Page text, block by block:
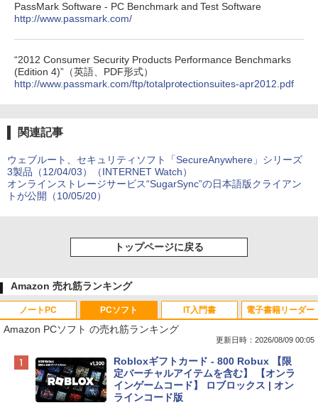
PassMark Software - PC Benchmark and Test Software
http://www.passmark.com/
“2012 Consumer Security Products Performance Benchmarks
(Edition 4)”（英語、PDF形式）
http://www.passmark.com/ftp/totalprotectionsuites-apr2012.pdf
関連記事
ウェブルート、セキュリティソフト「SecureAnywhere」シリーズ
3製品（12/04/03）（INTERNET Watch）
オンラインストレージサービス“SugarSync”の日本語版クライアン
トが公開（10/05/20）
トップページに戻る
Amazon 売れ筋ランキング
ノートPC
Apple 2026 MacBook Neo A18 Proチッ
プ搭載13インチノートブック：AIとAppl
e Intelligenceのために設計、Liquid Ret
inaディスプレイ、8GBユニファイドメモ
PCソフト
Amazon PCソフト の売れ筋ランキング
更新日時：2026/08/09 00:05
Robloxギフトカード - 800 Robux 【限
定バーチャルアイテムを含む】 【オンラ
インゲームコード】 ロブロックス | オン
ラインコード版
IT入門書 電子書籍リーダー